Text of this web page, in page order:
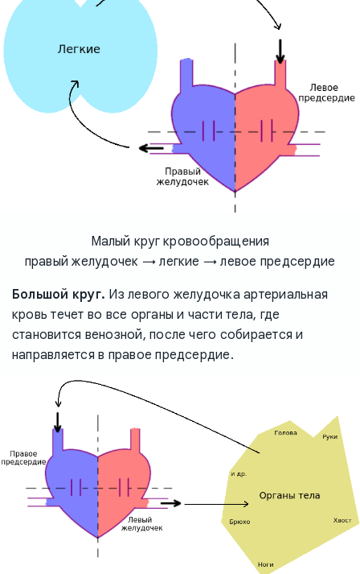
Малый круг кровообращения
правый желудочек → легкие → левое предсердие
Большой круг. Из левого желудочка артериальная
кровь течет во все органы и части тела, где
становится венозной, после чего собирается и
направляется в правое предсердие.